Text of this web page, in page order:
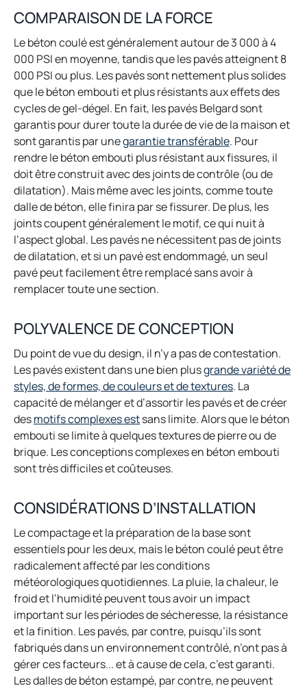
COMPARAISON DE LA FORCE
Le béton coulé est généralement autour de 3 000 à 4
000 PSI en moyenne, tandis que les pavés atteignent 8
000 PSI ou plus. Les pavés sont nettement plus solides
que le béton embouti et plus résistants aux effets des
cycles de gel-dégel. En fait, les pavés Belgard sont
garantis pour durer toute la durée de vie de la maison et
sont garantis par unegarantie transférableo
p
e
n
s
i
n
a
n
t
a
b
. Pour
rendre le béton embouti plus résistant aux fissures, il
doit être construit avec des joints de contrôle (ou de
dilatation). Mais même avec les joints, comme toute
dalle de béton, elle finira par se fissurer. De plus, les
joints coupent généralement le motif, ce qui nuit à
l’aspect global. Les pavés ne nécessitent pas de joints
de dilatation, et si un pavé est endommagé, un seul
pavé peut facilement être remplacé sans avoir à
remplacer toute une section.
POLYVALENCE DE CONCEPTION
Du point de vue du design, il n’y a pas de contestation.
Les pavés existent dans une bien plusgrande variété de
styles, de formes, de couleurs et de textureso
p
e
n
s
a
n
e
w
a
b
. La
capacité de mélanger et d’assortir les pavés et de créer
desmotifs complexes esto
p
e
n
n
a
n
e
w
t
a
b
sans limite. Alors que le béton
embouti se limite à quelques textures de pierre ou de
brique. Les conceptions complexes en béton embouti
sont très difficiles et coûteuses.
CONSIDÉRATIONS D’INSTALLATION
Le compactage et la préparation de la base sont
essentiels pour les deux, mais le béton coulé peut être
radicalement affecté par les conditions
météorologiques quotidiennes. La pluie, la chaleur, le
froid et l’humidité peuvent tous avoir un impact
important sur les périodes de sécheresse, la résistance
et la finition. Les pavés, par contre, puisqu’ils sont
fabriqués dans un environnement contrôlé, n’ont pas à
gérer ces facteurs... et à cause de cela, c’est garanti.
Les dalles de béton estampé, par contre, ne peuvent